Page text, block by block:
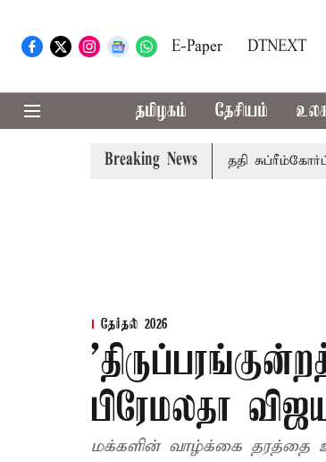
E-Paper DTNEXT
தமிழகம் தேசியம்
Breaking News
வழக்கு; வரும் 14ம்தேதி சுப்ரீம்கோர்ட்டில்
தேர்தல் 2026
பிரேமலதா
மக்களின் வாழ்க்கை தரத்தை